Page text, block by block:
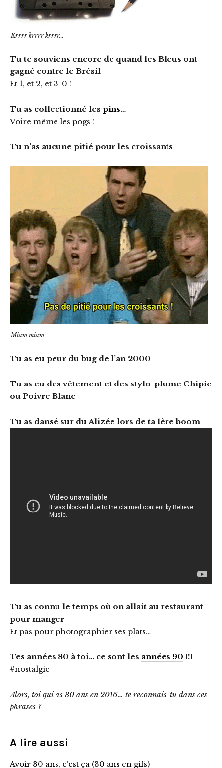
Krrrr krrrr krrrr…
Tu te souviens encore de quand les Bleus ont
gagné contre le Brésil
Et 1, et 2, et 3-0 !
Tu as collectionné les pins…
Voire même les pogs !
Tu n’as aucune pitié pour les croissants
Miam miam
Tu as eu peur du bug de l’an 2000
Tu as eu des vêtement et des stylo-plume Chipie
ou Poivre Blanc
Tu as dansé sur du Alizée lors de ta 1ère boom
Tu as connu le temps où on allait au restaurant
pour manger
Et pas pour photographier ses plats…
Tes années 80 à toi… ce sont les années 90 !!!
#nostalgie
Alors, toi qui as 30 ans en 2016… te reconnais-tu dans ces
phrases ?
A lire aussi
Avoir 30 ans, c’est ça (30 ans en gifs)